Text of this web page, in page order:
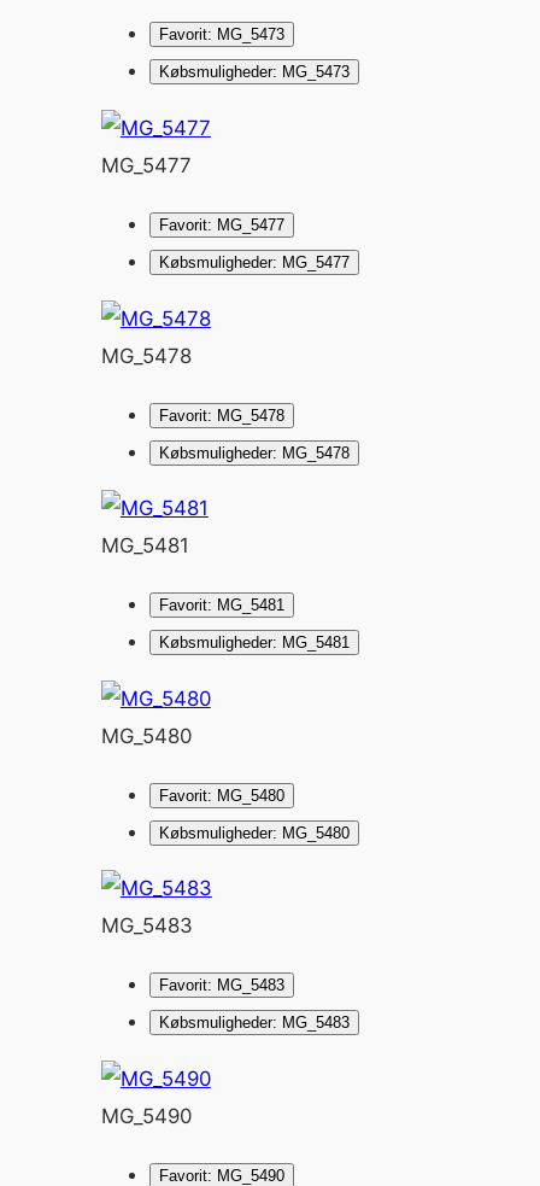
Favorit: MG_5473
Købsmuligheder: MG_5473
MG_5477
Favorit: MG_5477
Købsmuligheder: MG_5477
MG_5478
Favorit: MG_5478
Købsmuligheder: MG_5478
MG_5481
Favorit: MG_5481
Købsmuligheder: MG_5481
MG_5480
Favorit: MG_5480
Købsmuligheder: MG_5480
MG_5483
Favorit: MG_5483
Købsmuligheder: MG_5483
MG_5490
Favorit: MG_5490